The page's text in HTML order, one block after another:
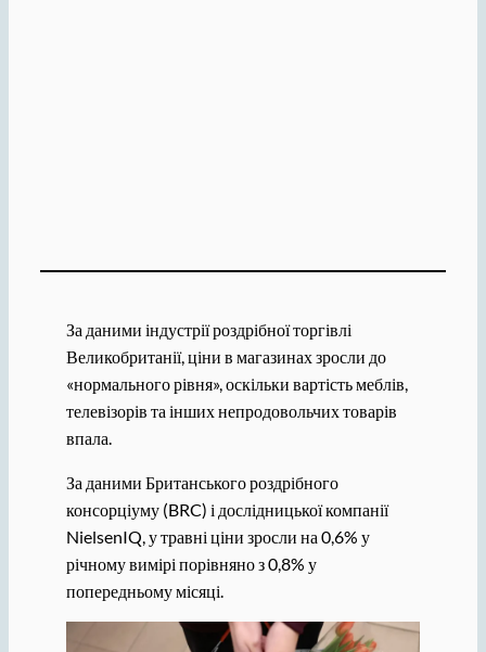
За даними індустрії роздрібної торгівлі
Великобританії, ціни в магазинах зросли до
«нормального рівня», оскільки вартість меблів,
телевізорів та інших непродовольчих товарів
впала.
За даними Британського роздрібного
консорціуму (BRC) і дослідницької компанії
NielsenIQ, у травні ціни зросли на 0,6% у
річному вимірі порівняно з 0,8% у
попередньому місяці.